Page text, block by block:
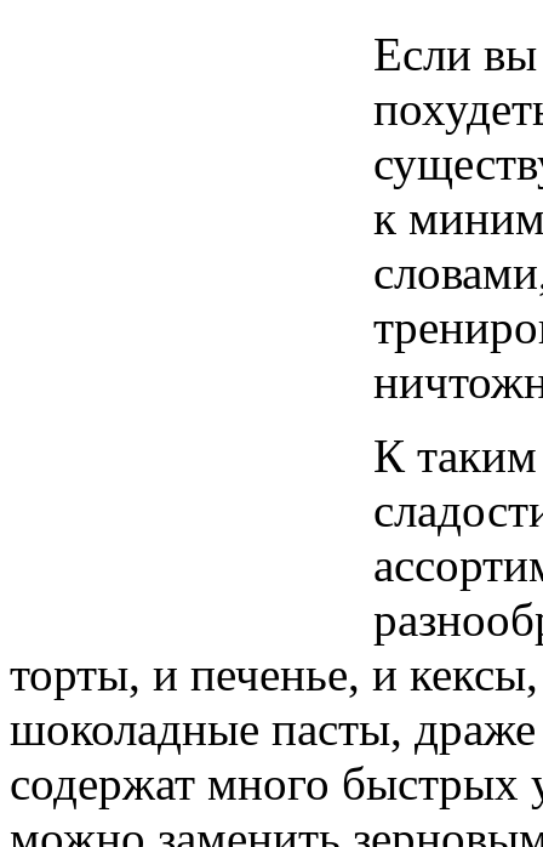
Если вы
к
К
торты, и печенье, и
шоколадные пасты,
содержат много быстрых